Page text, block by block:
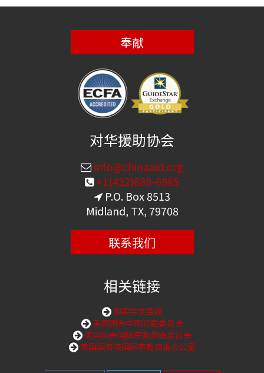
奉献
对华援助协会
info@chinaaid.org
+1(432)689-6985
P.O. Box 8513
Midland, TX, 79708
联系我们
相关链接
购买中文圣经
美国国会中国问题委员会
美国国会国际宗教自由委员会
美国国务院国际宗教自由办公室